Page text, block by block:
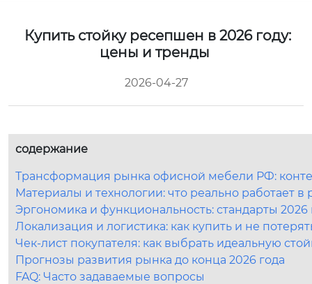
Купить стойку ресепшен в 2026 году:
цены и тренды
2026-04-27
содержание
Трансформация рынка офисной мебели РФ:
Материалы и технологии: что реально работает в
Эргономика и функциональность: стандарты 2026
Локализация и логистика: как купить и не
Чек-лист покупателя: как выбрать идеальную
Прогнозы развития рынка до конца 2026 года
FAQ: Часто задаваемые вопросы